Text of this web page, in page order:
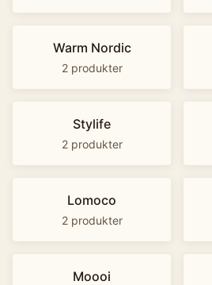
Warm Nordic
2 produkter
Stylife
2 produkter
Lomoco
2 produkter
Moooi